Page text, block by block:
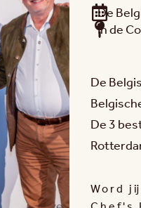
De
In de
De
De 3
Word